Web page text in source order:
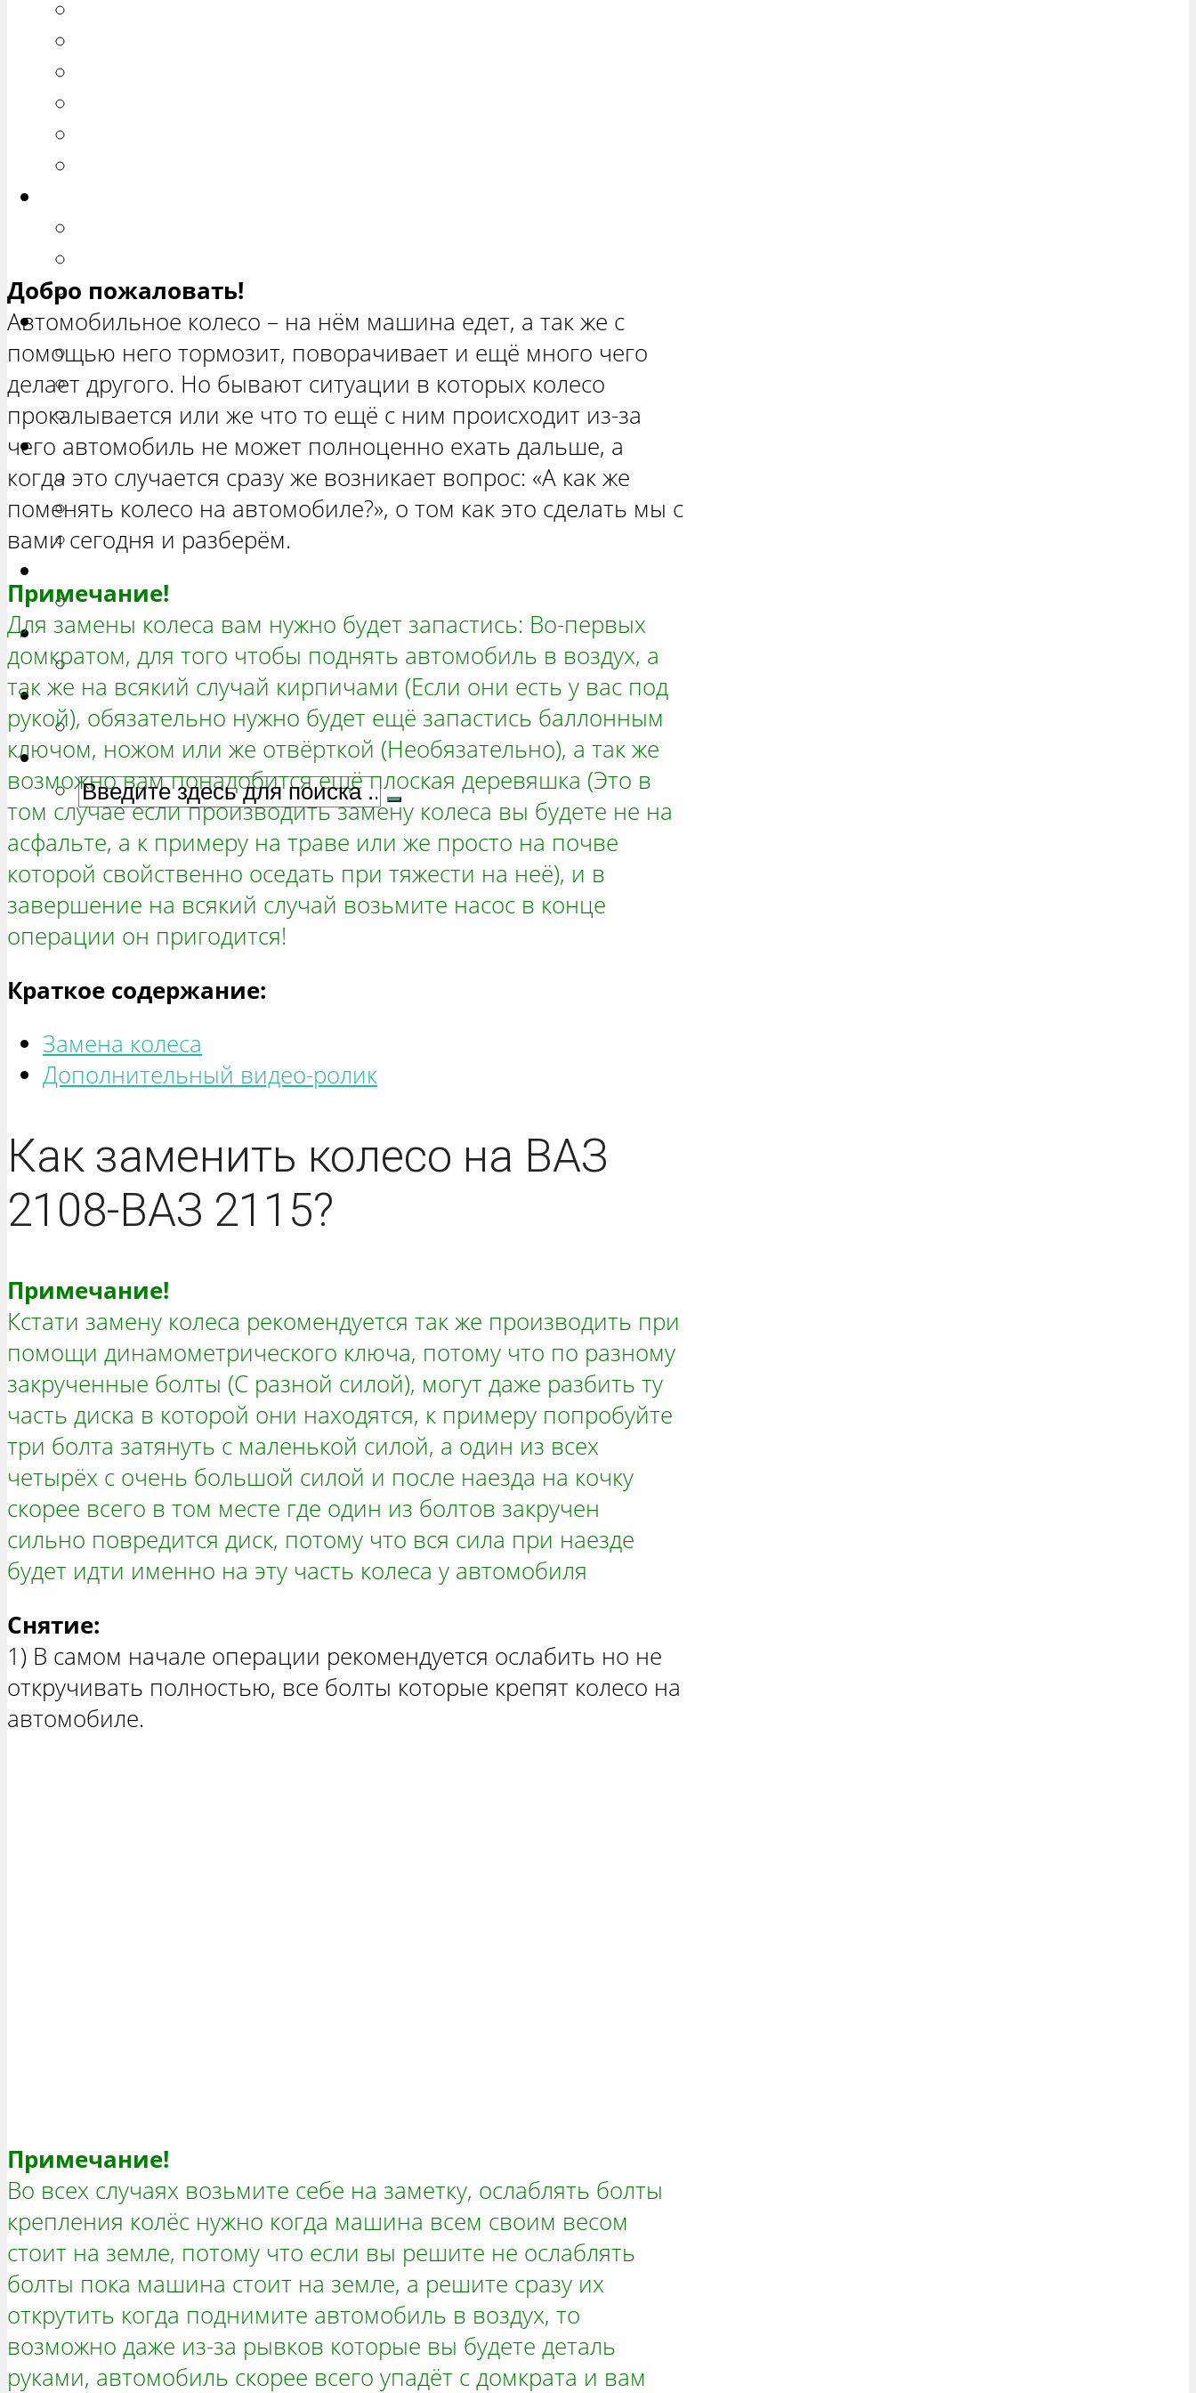
РЕМОНТ ВАЗ 1119 «КАЛИНА ХЕТЧБЭК»
Приора
РЕМОНТ ВАЗ 2170 «ПРИОРА СЕДАН»
РЕМОНТ ВАЗ 2171 «ПРИОРА УНИВЕРСАЛ»
РЕМОНТ ВАЗ 2172 «ПРИОРА ХЕТЧБЭК»
Нива
РЕМОНТ ВАЗ 21213 «НИВА ТРЕХ-ДВЕРНАЯ»
ВАЗ 21214 «НИВА ТРЕХ-ДВЕРНАЯ»
РЕМОНТ ВАЗ 2131 «НИВА ЧЕТЫРЕХ-ДВЕРНАЯ»
РЕМОНТ ВАЗ 2190 «ГРАНТА»
Ока
РЕМОНТ ВАЗ 1111 «ОКА»
Ларгус
РЕМОНТ ЛАДА ЛАРГУС
Добро пожаловать!
Автомобильное колесо – на нём машина едет, а так же с
помощью него тормозит, поворачивает и ещё много чего
делает другого. Но бывают ситуации в которых колесо
прокалывается или же что то ещё с ним происходит из-за
чего автомобиль не может полноценно ехать дальше, а
когда это случается сразу же возникает вопрос: «А как же
поменять колесо на автомобиле?», о том как это сделать мы с
вами сегодня и разберём.
Примечание!
Для замены колеса вам нужно будет запастись: Во-первых
домкратом, для того чтобы поднять автомобиль в воздух, а
так же на всякий случай кирпичами (Если они есть у вас под
рукой), обязательно нужно будет ещё запастись баллонным
ключом, ножом или же отвёрткой (Необязательно), а так же
возможно вам понадобится ещё плоская деревяшка (Это в
том случае если производить замену колеса вы будете не на
асфальте, а к примеру на траве или же просто на почве
которой свойственно оседать при тяжести на неё), и в
завершение на всякий случай возьмите насос в конце
операции он пригодится!
Краткое содержание:
Замена колеса
Дополнительный видео-ролик
Как заменить колесо на ВАЗ
2108-ВАЗ 2115?
Примечание!
Кстати замену колеса рекомендуется так же производить при
помощи динамометрического ключа, потому что по разному
закрученные болты (С разной силой), могут даже разбить ту
часть диска в которой они находятся, к примеру попробуйте
три болта затянуть с маленькой силой, а один из всех
четырёх с очень большой силой и после наезда на кочку
скорее всего в том месте где один из болтов закручен
сильно повредится диск, потому что вся сила при наезде
будет идти именно на эту часть колеса у автомобиля
Снятие:
1) В самом начале операции рекомендуется ослабить но не
откручивать полностью, все болты которые крепят колесо на
автомобиле.
Примечание!
Во всех случаях возьмите себе на заметку, ослаблять болты
крепления колёс нужно когда машина всем своим весом
стоит на земле, потому что если вы решите не ослаблять
болты пока машина стоит на земле, а решите сразу их
открутить когда поднимите автомобиль в воздух, то
возможно даже из-за рывков которые вы будете деталь
руками, автомобиль скорее всего упадёт с домкрата и вам